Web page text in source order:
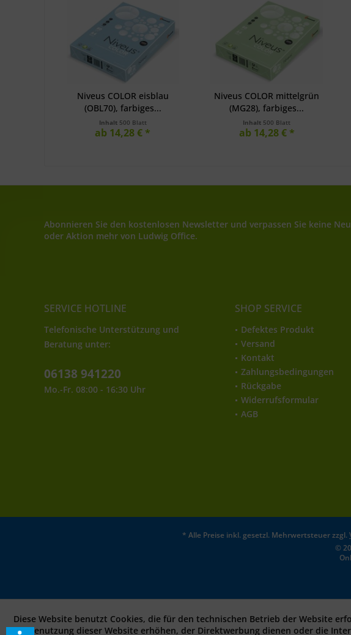
Niveus COLOR eisblau
(OBL70), farbiges...
Inhalt 500 Blatt
ab 14,28 € *
Niveus COLOR mittelgrün
(MG28), farbiges...
Inhalt 500 Blatt
ab 14,28 € *
Abonnieren Sie den kostenlosen Newsletter und verpassen Sie keine
oder Aktion mehr von Ludwig Office.
SERVICE HOTLINE
Telefonische Unterstützung und
Beratung unter:
06138 941220
Mo.-Fr. 08:00 - 16:30 Uhr
SHOP SERVICE
Defektes Produkt
Versand
Kontakt
Zahlungsbedingungen
Rückgabe
Widerrufsformular
AGB
* Alle Preise inkl. gesetzl. Mehrwertsteuer zzgl.
©
Diese Website benutzt Cookies, die für den technischen Betrieb der Website
bei Benutzung dieser Website erhöhen, der Direktwerbung dienen oder die